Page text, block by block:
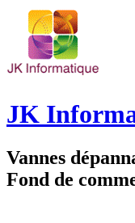
JK
Vannes
Fond de